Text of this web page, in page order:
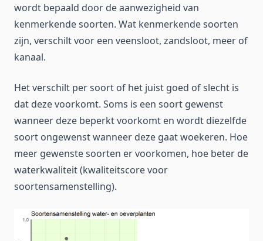
wordt bepaald door de aanwezigheid van
kenmerkende soorten. Wat kenmerkende soorten
zijn, verschilt voor een veensloot, zandsloot, meer of
kanaal.
Het verschilt per soort of het juist goed of slecht is
dat deze voorkomt. Soms is een soort gewenst
wanneer deze beperkt voorkomt en wordt diezelfde
soort ongewenst wanneer deze gaat woekeren. Hoe
meer gewenste soorten er voorkomen, hoe beter de
waterkwaliteit (kwaliteitscore voor
soortensamenstelling).